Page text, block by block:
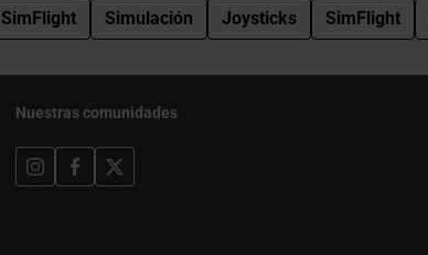
SimFlight Simulación Joysticks SimFlight
Nuestras comunidades